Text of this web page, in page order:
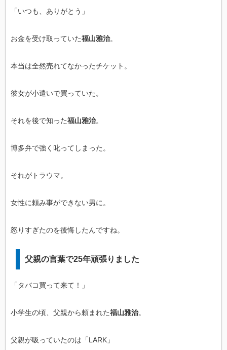
「いつも、ありがとう」
お金を受け取っていた福山雅治。
本当は全然売れてなかったチケット。
彼女が小遣いで買っていた。
それを後で知った福山雅治。
博多弁で強く叱ってしまった。
それがトラウマ。
女性に頼み事ができない男に。
怒りすぎたのを後悔したんですね。
父親の言葉で25年頑張りました
「タバコ買って来て！」
小学生の頃、父親から頼まれた福山雅治。
父親が吸っていたのは「LARK」